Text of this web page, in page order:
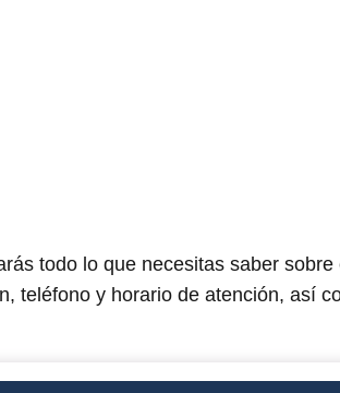
todo lo que necesitas saber sobre
teléfono y horario de atención, así